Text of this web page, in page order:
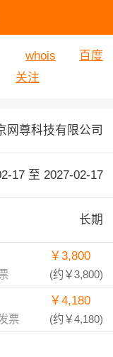
whois
百度
关注
网尊科技有限公司
17 至 2027-02-17
长期
￥3,800
(约￥3,800)
票
￥4,180
(约￥4,180)